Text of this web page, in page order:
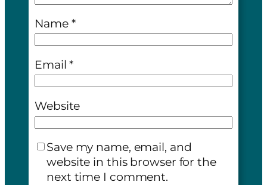
Name *
Email*
Website
Save my name, email, and
website in this browser for the
next time I comment.